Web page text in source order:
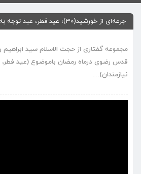
جرعه‌ای از خورشید(30)؛ عید فطر، عید توجه به فقرا و نیازمندان
مجموعه گفتاری از حجت الاسلام سید
قدس رضوی درماه رمضان باموضوع (عید فطر،
نیازمندان)…